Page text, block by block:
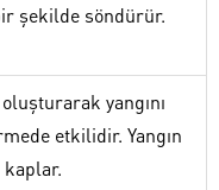
şekilde söndürür.
yangını
etkilidir. Yangın
kaplar.